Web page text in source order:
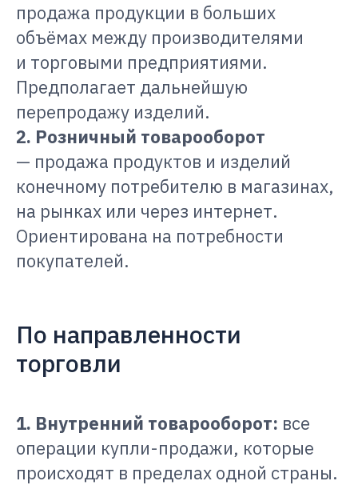
продажа продукции в больших
объёмах между производителями
и торговыми предприятиями.
Предполагает дальнейшую
перепродажу изделий.
2. Розничный товарооборот
— продажа продуктов и изделий
конечному потребителю в магазинах,
на рынках или через интернет.
Ориентирована на потребности
покупателей.
По направленности
торговли
1. Внутренний товарооборот: все
операции купли-продажи, которые
происходят в пределах одной страны.